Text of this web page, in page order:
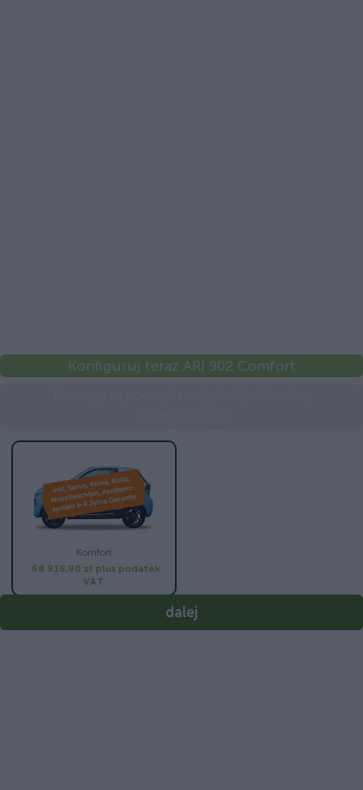
Konfiguruj teraz ARI 902 Comfort
Komfort
68 916,90 zł plus podatek
VAT.
dalej